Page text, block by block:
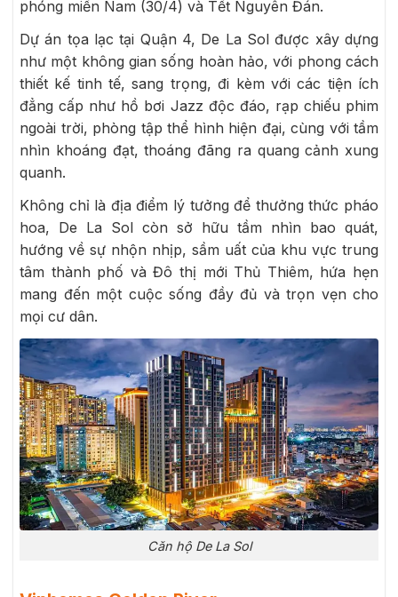
phóng miền Nam (30/4) và Tết Nguyên Đán.
Dự án tọa lạc tại Quận 4, De La Sol được xây dựng
như một không gian sống hoàn hảo, với phong cách
thiết kế tinh tế, sang trọng, đi kèm với các tiện ích
đẳng cấp như hồ bơi Jazz độc đáo, rạp chiếu phim
ngoài trời, phòng tập thể hình hiện đại, cùng với tầm
nhìn khoáng đạt, thoáng đãng ra quang cảnh xung
quanh.
Không chỉ là địa điểm lý tưởng để thưởng thức pháo
hoa, De La Sol còn sở hữu tầm nhìn bao quát,
hướng về sự nhộn nhịp, sầm uất của khu vực trung
tâm thành phố và Đô thị mới Thủ Thiêm, hứa hẹn
mang đến một cuộc sống đầy đủ và trọn vẹn cho
mọi cư dân.
Căn hộ De La Sol